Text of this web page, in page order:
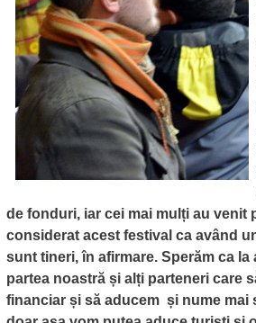
de fonduri, iar cei mai mulți au venit
considerat acest festival ca având
sunt tineri, în afirmare. Sperăm ca la
partea noastră și alți parteneri care
financiar și să aducem și nume mai